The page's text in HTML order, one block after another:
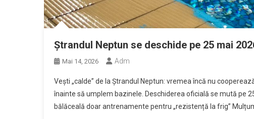
Ștrandul Neptun se deschide pe 25 mai
Mai 14, 2026 Adm
Vești „calde” de la Ștrandul Neptun: vremea încă nu
înainte să umplem bazinele. Deschiderea oficială se mută pe
bălăceală doar antrenamente pentru „rezistență la frig”